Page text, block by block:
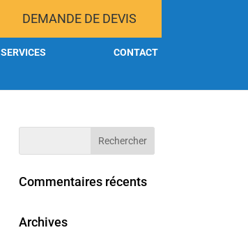
SERVICES
DEMANDE DE DEVIS
CONTACT
Commentaires récents
Archives